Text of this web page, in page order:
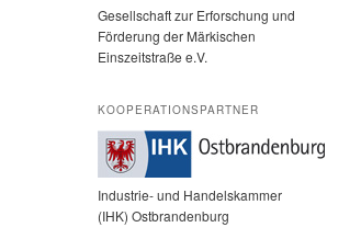
Gesellschaft zur Erforschung und
Förderung der Märkischen
Einszeitstraße e.V.
KOOPERATIONSPARTNER
Industrie- und Handelskammer
(IHK) Ostbrandenburg